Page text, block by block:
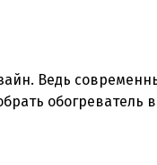
Ведь
обогреватель в